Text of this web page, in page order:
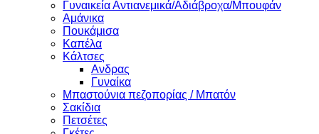
Γυναικεία Αντιανεμικά/Αδιάβροχα/Μπουφάν
Αμάνικα
Πουκάμισα
Καπέλα
Κάλτσες
Ανδρας
Γυναίκα
Μπαστούνια πεζοπορίας / Μπατόν
Σακίδια
Πετσέτες